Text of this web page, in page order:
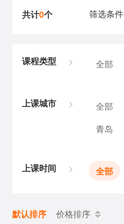
共计0个 筛选条件
课程类型 全部
上课城市 全部
青岛
上课时间 全部
默认排序 价格排序